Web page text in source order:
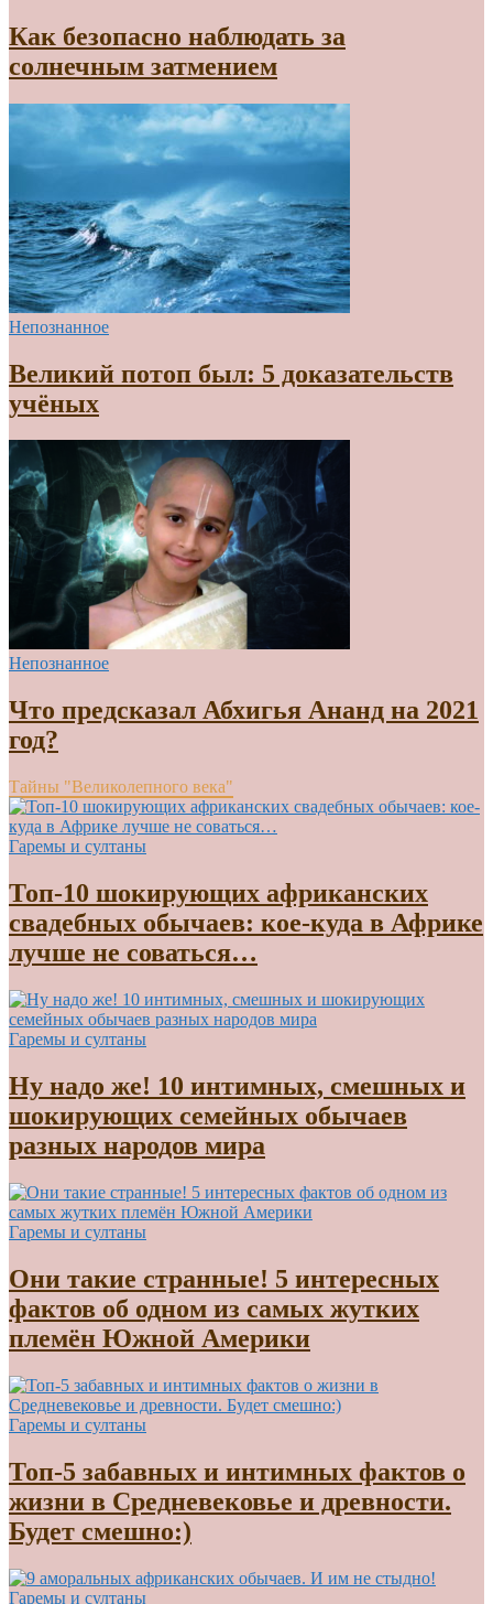
Как безопасно наблюдать за
солнечным затмением
Непознанное
Великий потоп был: 5 доказательств
учёных
Непознанное
Что предсказал Абхигья Ананд на 2021
год?
Тайны "Великолепного века"
Гаремы и султаны
Топ-10 шокирующих африканских
свадебных обычаев: кое-куда в Африке
лучше не соваться…
Гаремы и султаны
Ну надо же! 10 интимных, смешных и
шокирующих семейных обычаев
разных народов мира
Гаремы и султаны
Они такие странные! 5 интересных
фактов об одном из самых жутких
племён Южной Америки
Гаремы и султаны
Топ-5 забавных и интимных фактов о
жизни в Средневековье и древности.
Будет смешно:)
Гаремы и султаны